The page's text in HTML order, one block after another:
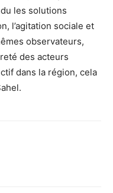
les solutions
l’agitation sociale et
observateurs,
des acteurs
dans la région, cela